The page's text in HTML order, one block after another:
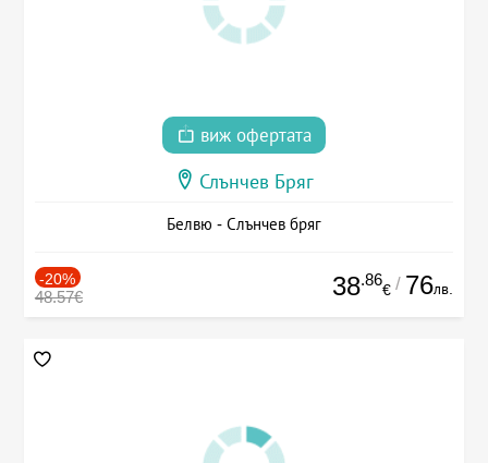
виж офертата
Слънчев Бряг
Белвю - Слънчев бряг
-20%
48.57€ 38.86
€ / 76лв.